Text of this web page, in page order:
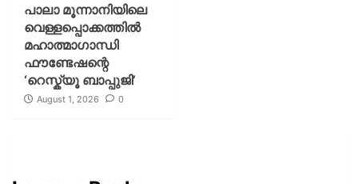
പാലാ മൂന്നാനിയിലെ
വെള്ളപ്പൊക്കത്തിൽ
മഹാത്മാഗാന്ധി
ഫൗണ്ടേഷന്റെ
‘റെസ്ക്യൂ ബാപ്പുജി’
August 1, 2026 0